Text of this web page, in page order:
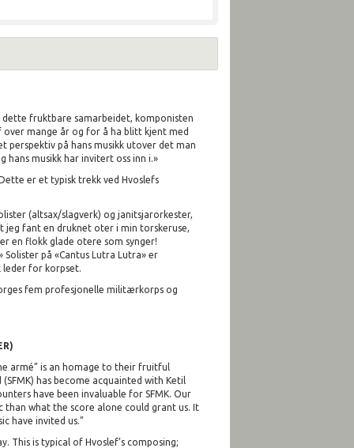
dette fruktbare samarbeidet, komponisten
mange år og for å ha blitt kjent med
perspektiv på hans musikk utover det man
musikk har invitert oss inn i.»
er et typisk trekk ved Hvoslefs
(altsax/slagverk) og janitsjarorkester,
jeg fant en druknet oter i min torskeruse,
en flokk glade otere som synger!
på «Cantus Lutra Lutra» er
leder for korpset.
fem profesjonelle militærkorps og
armé” is an homage to their fruitful
has become acquainted with Ketil
have been invaluable for SFMK. Our
than what the score alone could grant us. It
have invited us.”
This is typical of Hvoslef’s composing;